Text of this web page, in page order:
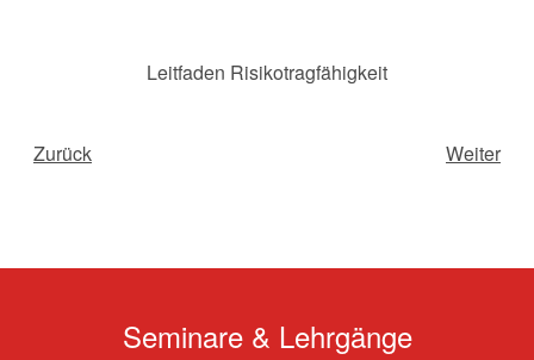
Leitfaden Risikotragfähigkeit
Zurück Weiter
Seminare & Lehrgänge